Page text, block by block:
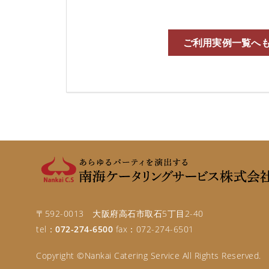
ご利用実例一覧へ
〒592-0013 大阪府高石市取石5丁目2-40
tel： 072-274-6500 fax：072-274-6501
Copyright ©Nankai Catering Service All Rights Reserved.